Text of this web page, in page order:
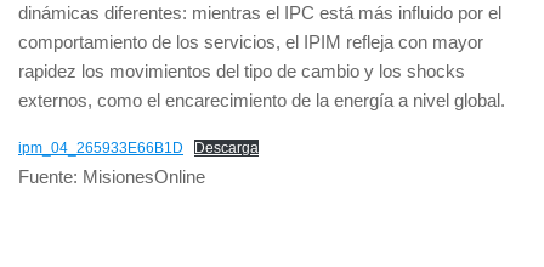
dinámicas diferentes: mientras el IPC está más influido por el
comportamiento de los servicios, el IPIM refleja con mayor
rapidez los movimientos del tipo de cambio y los shocks
externos, como el encarecimiento de la energía a nivel global.
ipm_04_265933E66B1D Descarga
Fuente: MisionesOnline